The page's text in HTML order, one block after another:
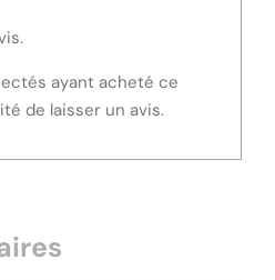
ayant acheté ce
de laisser un avis.